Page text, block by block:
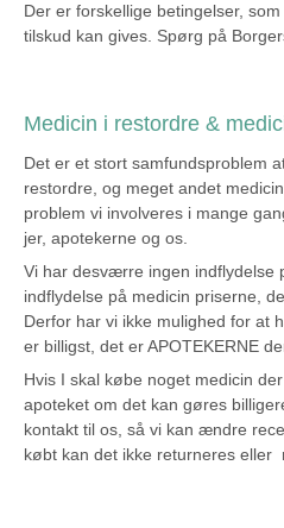
Der er forskellige betingelser,
tilskud kan gives. Spørg på
Medicin i restordre &
Det er et stort samfundsproblem
restordre, og meget andet
problem vi involveres i mange
jer, apotekerne og os.
Vi har desværre ingen indflydelse
indflydelse på medicin priserne,
Derfor har vi ikke mulighed for at
er billigst, det er APOTEKERNE
Hvis I skal købe noget medicin
apoteket om det kan gøres
kontakt til os, så vi kan ændre
købt kan det ikke returneres eller